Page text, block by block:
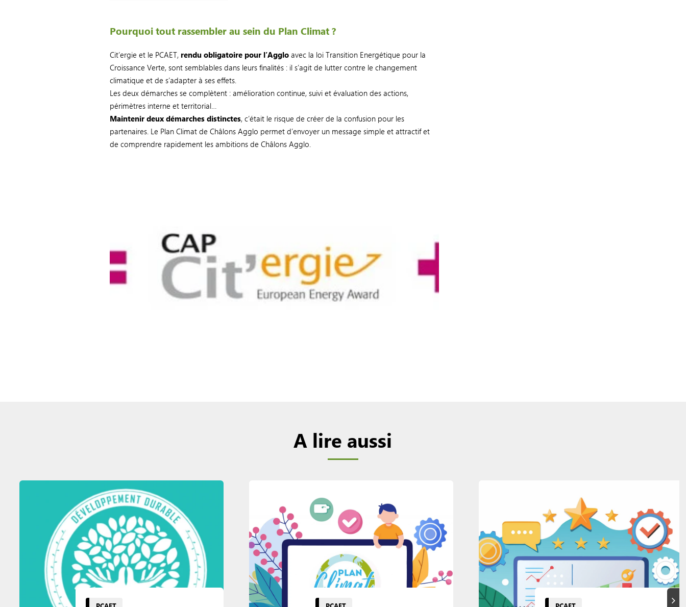
Pourquoi tout rassembler au sein du Plan Climat ?
Cit’ergie et le PCAET, rendu obligatoire pour l’Aggloavec la loi Transition Energétique pour la
Croissance Verte, sont semblables dans leurs finalités : il s’agit de lutter contre le changement
climatique et de s’adapter à ses effets.
Les deux démarches se complètent : amélioration continue, suivi et évaluation des actions,
périmètres interne et territorial…
Maintenir deux démarches distinctes, c’était le risque de créer de la confusion pour les
partenaires. Le Plan Climat de Châlons Agglo permet d’envoyer un message simple et attractif et
de comprendre rapidement les ambitions de Châlons Agglo.
A lire aussi